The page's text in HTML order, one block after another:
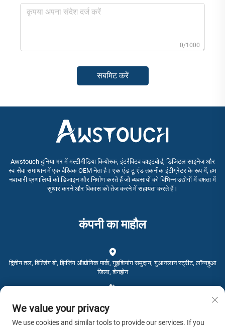
0/1000
सबमिट करें
Awstouch दुनिया भर में मल्टीमीडिया कियोस्क, इंटरैक्टिव व्हाइटबोर्ड, डिजिटल साइनेज और
स्व-सेवा समाधान में एक वैश्विक OEM नेता है। एक एंड-टू-एंड तकनीक इंटीग्रेटर के रूप में, हम
नवाचारी प्रणालियों को डिजाइन और निर्माण करते हैं जो व्यवसायों को विभिन्न उद्योगों में दक्षता में
सुधार करने और विकास को तेज करने में सहायता करते हैं।
कंपनी का माहौल
द्वितीय तल, बिल्डिंग बी, झिजिंग औद्योगिक पार्क, गुइशियांग समुदाय, गुआनलान स्ट्रीट, लॉन्गहुआ
जिला, शेनझेन
[email protected]
We value your privacy
We use cookies and similar tools to provide our services. If you